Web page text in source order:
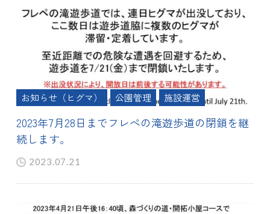
お知らせ（ヒグマ） 公園管理 施設運営
2023年7月28日までフレぺの滝遊歩道の閉鎖を継
続します。
2023.07.21